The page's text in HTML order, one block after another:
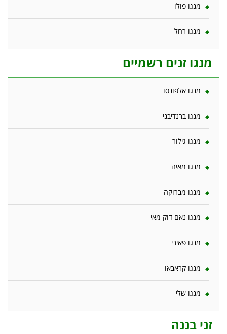
מנגו פולו
מנגו רחל
מנגו זנים רשמיים
מנגו אלפונסו
מנגו ברנדיבני
מנגו גילור
מנגו מאיה
מנגו מברוקה
מנגו נאם דוק מאי
מנגו פאירי
מנגו קראבאו
מנגו שלי
זני בננה